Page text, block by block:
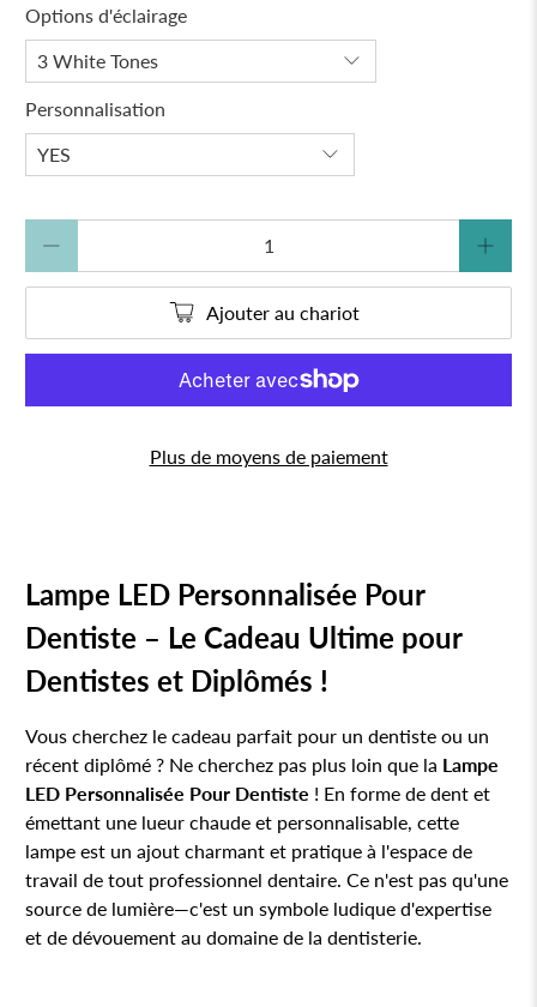
Options d'éclairage
Personnalisation
Ajouter au chariot
Plus de moyens de paiement
Lampe LED Personnalisée Pour
Dentiste – Le Cadeau Ultime pour
Dentistes et Diplômés !
Vous cherchez le cadeau parfait pour un dentiste ou un
récent diplômé ? Ne cherchez pas plus loin que la Lampe
LED Personnalisée Pour Dentiste ! En forme de dent et
émettant une lueur chaude et personnalisable, cette
lampe est un ajout charmant et pratique à l'espace de
travail de tout professionnel dentaire. Ce n'est pas qu'une
source de lumière—c'est un symbole ludique d'expertise
et de dévouement au domaine de la dentisterie.